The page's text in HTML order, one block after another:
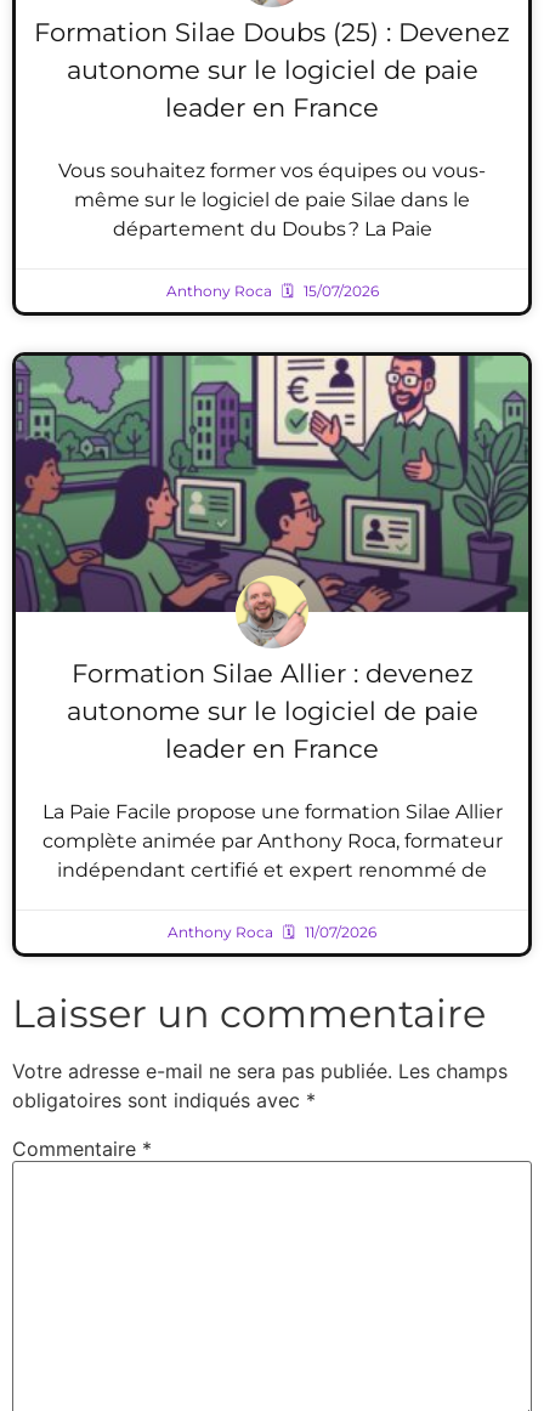
Formation Silae Doubs (25) : Devenez
autonome sur le logiciel de paie
leader en France
Vous souhaitez former vos équipes ou vous-
même sur le logiciel de paie Silae dans le
département du Doubs ? La Paie
Anthony Roca 15/07/2026
Formation Silae Allier : devenez
autonome sur le logiciel de paie
leader en France
La Paie Facile propose une formation Silae Allier
complète animée par Anthony Roca, formateur
indépendant certifié et expert renommé de
Anthony Roca 11/07/2026
Laisser un commentaire
Votre adresse e-mail ne sera pas publiée. Les champs
obligatoires sont indiqués avec *
Commentaire *